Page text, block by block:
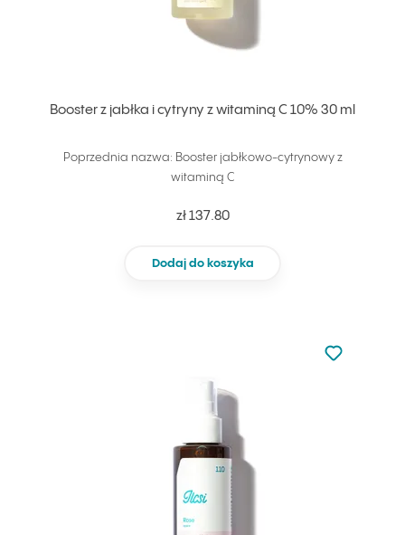
Booster z jabłka i cytryny z witaminą C 10% 30 ml
Poprzednia nazwa: Booster jabłkowo-cytrynowy z
witaminą C
zł 137.80
Dodaj do koszyka
Nie dodano
Dodaj do